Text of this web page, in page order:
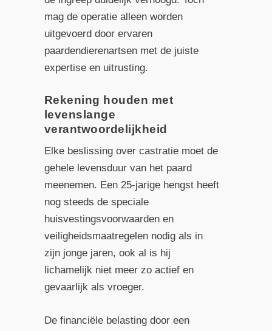
mag de operatie alleen worden
uitgevoerd door ervaren
paardendierenartsen met de juiste
expertise en uitrusting.
Rekening houden met
levenslange
verantwoordelijkheid
Elke beslissing over castratie moet de
gehele levensduur van het paard
meenemen. Een 25-jarige hengst heeft
nog steeds de speciale
huisvestingsvoorwaarden en
veiligheidsmaatregelen nodig als in
zijn jonge jaren, ook al is hij
lichamelijk niet meer zo actief en
gevaarlijk als vroeger.
De financiële belasting door een